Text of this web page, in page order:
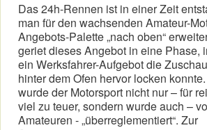
Das 24h-Rennen ist in einer Zeit
man für den wachsenden Amateur-
Angebots-Palette „nach oben“
geriet dieses Angebot in eine Phase,
ein Werksfahrer-Aufgebot die
hinter dem Ofen hervor locken
wurde der Motorsport nicht nur – für
viel zu teuer, sondern wurde auch –
Amateuren - „überreglementiert“. Zur